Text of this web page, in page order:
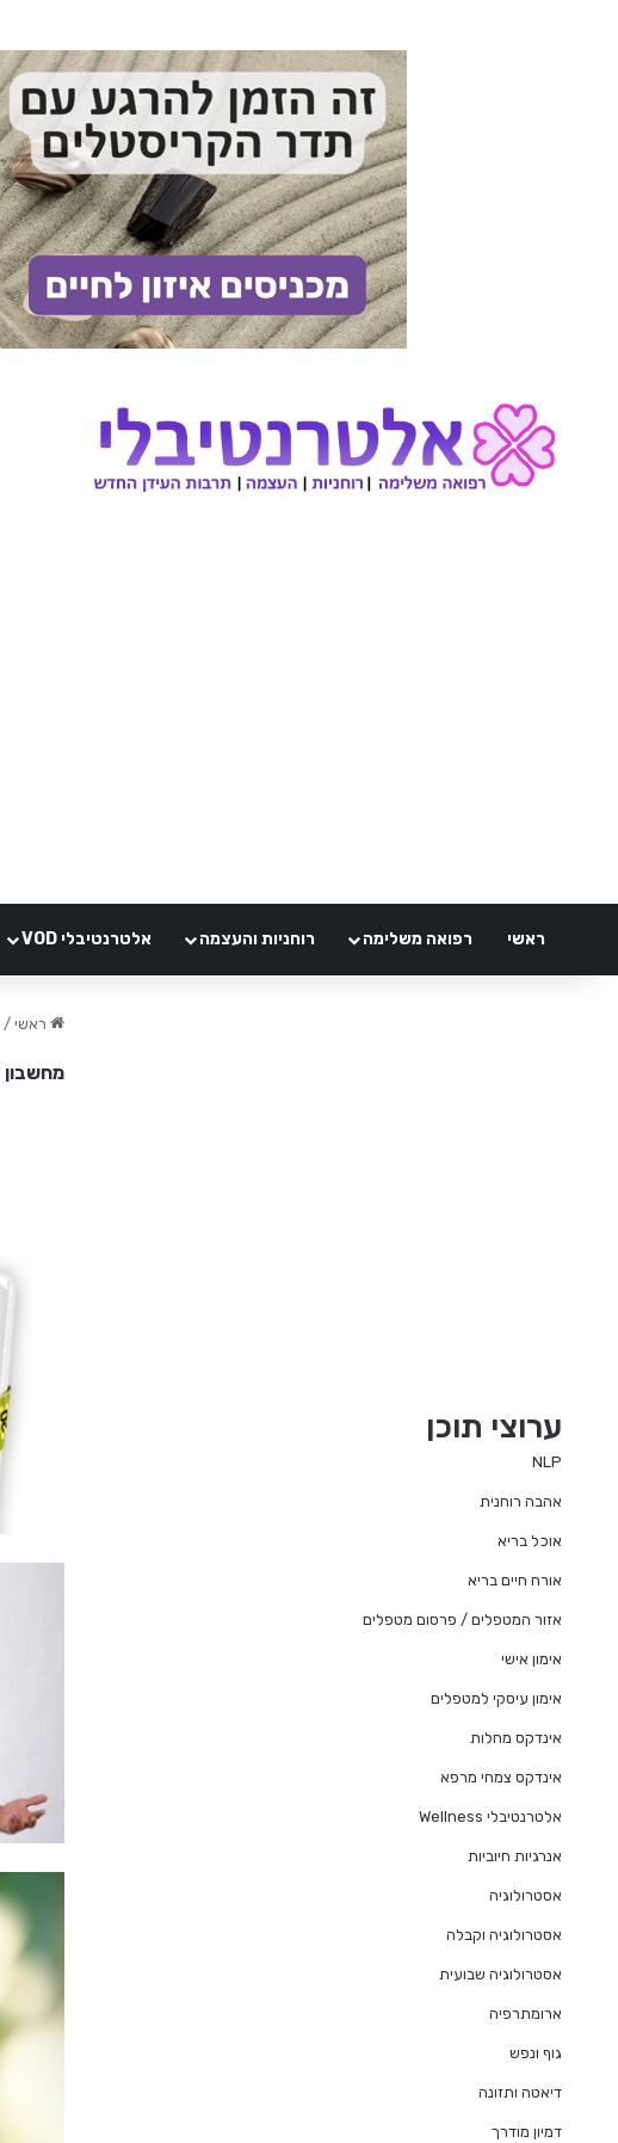
ראשי רפואה משלימה רוחניות והעצמה אלטרנטיבלי VOD
ראשי /
מחשבון bmi לילדים ונוער
ערוצי תוכן
NLP
אהבה רוחנית
אוכל בריא
אורח חיים בריא
אזור המטפלים / פרסום מטפלים
אימון אישי
אימון עיסקי למטפלים
אינדקס מחלות
אינדקס צמחי מרפא
אלטרנטיבלי Wellness
אנרגיות חיוביות
אסטרולוגיה
אסטרולוגיה וקבלה
אסטרולוגיה שבועית
ארומתרפיה
גוף ונפש
דיאטה ותזונה
דמיון מודרך